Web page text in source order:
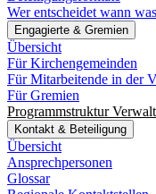
Wer entscheidet wann
Engagierte & Gremien
Übersicht
Für Kirchengemeinden
Für Mitarbeitende in der
Für Gremien
Programmstruktur
Kontakt & Beteiligung
Übersicht
Ansprechpersonen
Glossar